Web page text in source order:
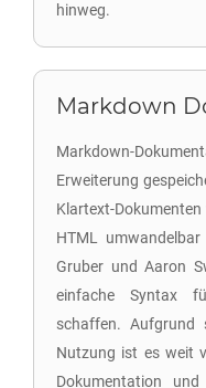
hinweg.
Markdown
Markdown-
Erweiterung
Klartext-
HTML
Gruber und Aaron
einfache Syntax
schaffen. Aufgrund
Nutzung ist es weit
Dokumentation und